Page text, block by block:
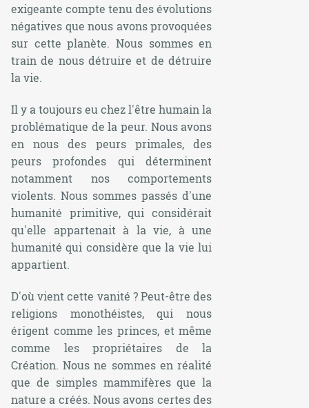
exigeante compte tenu des évolutions
négatives que nous avons provoquées
sur cette planète. Nous sommes en
train de nous détruire et de détruire
la vie.
Il y a toujours eu chez l'être humain la
problématique de la peur. Nous avons
en nous des peurs primales, des
peurs profondes qui déterminent
notamment nos comportements
violents. Nous sommes passés d'une
humanité primitive, qui considérait
qu'elle appartenait à la vie, à une
humanité qui considère que la vie lui
appartient.
D'où vient cette vanité ? Peut-être des
religions monothéistes, qui nous
érigent comme les princes, et même
comme les propriétaires de la
Création. Nous ne sommes en réalité
que de simples mammifères que la
nature a créés. Nous avons certes des